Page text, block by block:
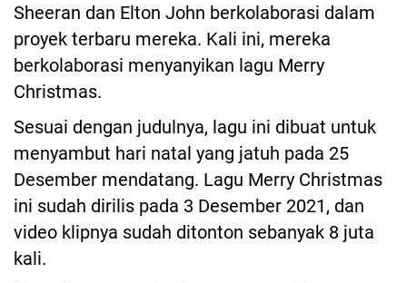
Sheeran dan Elton John berkolaborasi dalam
proyek terbaru mereka. Kali ini, mereka
berkolaborasi menyanyikan lagu Merry
Christmas.
Sesuai dengan judulnya, lagu ini dibuat untuk
menyambut hari natal yang jatuh pada 25
Desember mendatang. Lagu Merry Christmas
ini sudah dirilis pada 3 Desember 2021, dan
video klipnya sudah ditonton sebanyak 8 juta
kali.